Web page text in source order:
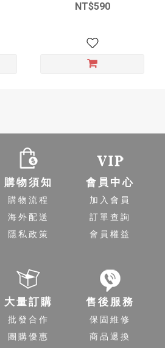
NT$590
購物須知
購物流程
海外配送
隱私政策
會員中心
加入會員
訂單查詢
會員權益
大量訂購
批發合作
團購優惠
售後服務
保固維修
商品退換